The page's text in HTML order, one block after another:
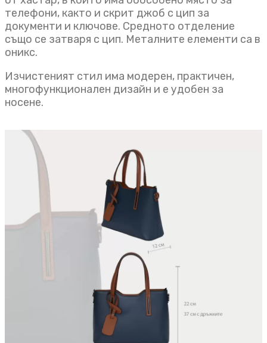
телефони, както и скрит джоб с цип за
документи и ключове. Средното отделение
също се затваря с цип. Металните елементи са в
оникс.
Изчистеният стил има модерен, практичен,
многофункционален дизайн и е удобен за
носене.